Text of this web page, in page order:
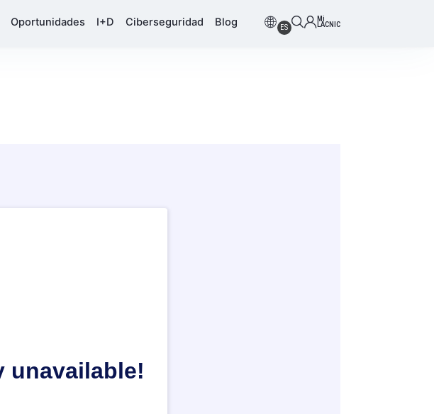
Oportunidades I+D Ciberseguridad Blog ES
Mi
LACNIC